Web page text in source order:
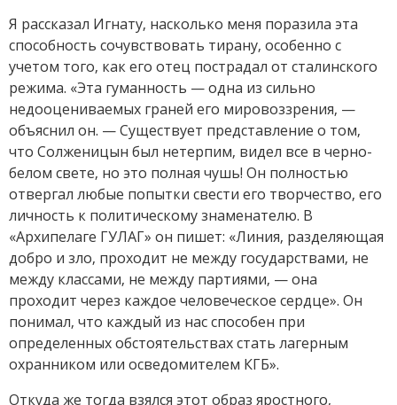
Я рассказал Игнату, насколько меня поразила эта
способность сочувствовать тирану, особенно с
учетом того, как его отец пострадал от сталинского
режима. «Эта гуманность — одна из сильно
недооцениваемых граней его мировоззрения, —
объяснил он. — Существует представление о том,
что Солженицын был нетерпим, видел все в черно-
белом свете, но это полная чушь! Он полностью
отвергал любые попытки свести его творчество, его
личность к политическому знаменателю. В
«Архипелаге ГУЛАГ» он пишет: «Линия, разделяющая
добро и зло, проходит не между государствами, не
между классами, не между партиями, — она
проходит через каждое человеческое сердце». Он
понимал, что каждый из нас способен при
определенных обстоятельствах стать лагерным
охранником или осведомителем КГБ».
Откуда же тогда взялся этот образ яростного,